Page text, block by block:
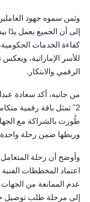
وثمن سموه جهود
إلى أن الجميع يعمل يدًا
كفاءة الخدمات
للأسر الإماراتية،
الرقمي والابتكار.
من جانبه، أكد سعادة
2" تمثل باقة رقمية
طُورت بالشراكة مع
وربطها ضمن رحلة
وأوضح أن رحلة
اعتماد المخططات
عدم الممانعة من الجهات
إلى مرحلة طلب توصيل